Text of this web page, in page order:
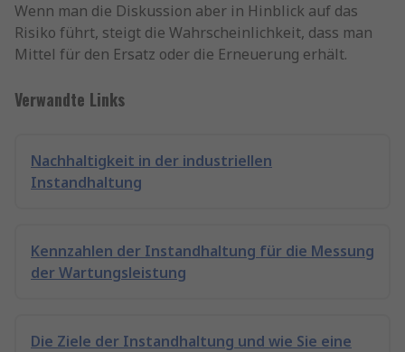
Wenn man die Diskussion aber in Hinblick auf das
Risiko führt, steigt die Wahrscheinlichkeit, dass man
Mittel für den Ersatz oder die Erneuerung erhält.
Verwandte Links
Nachhaltigkeit in der industriellen
Instandhaltung
Kennzahlen der Instandhaltung für die Messung
der Wartungsleistung
Die Ziele der Instandhaltung und wie Sie eine